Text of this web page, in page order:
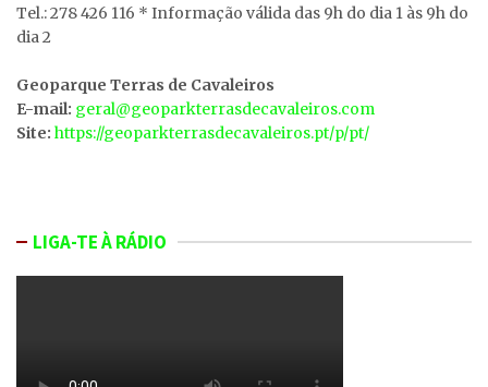
Tel.: 278 426 116 * Informação válida das 9h do dia 1 às 9h do
dia 2
Geoparque Terras de Cavaleiros
E-mail: geral@geoparkterrasdecavaleiros.com
Site: https://geoparkterrasdecavaleiros.pt/p/pt/
LIGA-TE À RÁDIO